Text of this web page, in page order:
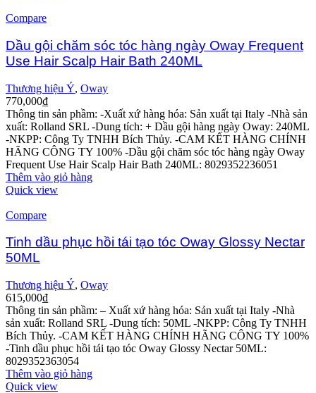
Compare
Dầu gội chăm sóc tóc hàng ngày Oway Frequent
Use Hair Scalp Hair Bath 240ML
Thương hiệu Ý, Oway
770,000₫
Thông tin sản phầm: -Xuất xứ hàng hóa: Sản xuất tại Italy -Nhà sản
xuất: Rolland SRL -Dung tích: + Dầu gội hàng ngày Oway: 240ML
-NKPP: Công Ty TNHH Bích Thủy. -CAM KẾT HÀNG CHÍNH
HÃNG CÔNG TY 100% -Dầu gội chăm sóc tóc hàng ngày Oway
Frequent Use Hair Scalp Hair Bath 240ML: 8029352236051
Thêm vào giỏ hàng
Quick view
Compare
Tinh dầu phục hồi tái tạo tóc Oway Glossy Nectar
50ML
Thương hiệu Ý, Oway
615,000₫
Thông tin sản phầm: – Xuất xứ hàng hóa: Sản xuất tại Italy -Nhà
sản xuất: Rolland SRL -Dung tích: 50ML -NKPP: Công Ty TNHH
Bích Thủy. -CAM KẾT HÀNG CHÍNH HÃNG CÔNG TY 100%
-Tinh dầu phục hồi tái tạo tóc Oway Glossy Nectar 50ML:
8029352363054
Thêm vào giỏ hàng
Quick view